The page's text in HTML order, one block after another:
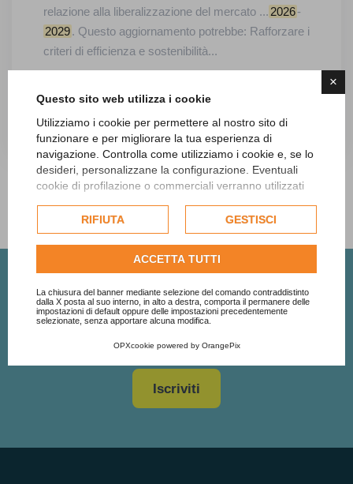
×
Questo sito web utilizza i cookie
Utilizziamo i cookie per permettere al nostro sito di
funzionare e per migliorare la tua esperienza di
navigazione. Controlla come utilizziamo i cookie e, se lo
desideri, personalizzane la configurazione. Eventuali
cookie di profilazione o commerciali verranno utilizzati
dell'utente e, se consentito, potrebbero essere utilizzati
per personalizzare gli annunci pubblicitari. Per ulteriori
informazioni su come Google utilizza i dati raccolti,
politica sulla privacy di Google
Consulta l'informativa cookie completa.
RIFIUTA GESTISCI
ACCETTA TUTTI
La chiusura del banner mediante selezione del comando contraddistinto
dalla X posta al suo interno, in alto a destra, comporta il permanere delle
impostazioni di default oppure delle impostazioni precedentemente
selezionate, senza apportare alcuna modifica.
OPXcookie powered by OrangePix
relazione alla liberalizzazione del mercato ... 2026-
2029. Questo aggiornamento potrebbe: Rafforzare i
criteri di efficienza e sostenibilità...
Iscriviti alla newsletter
Resta aggiornato su tutte le novità da Studio Sigaudo
Iscriviti